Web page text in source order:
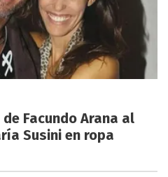
Facundo Arana al
Susini en ropa